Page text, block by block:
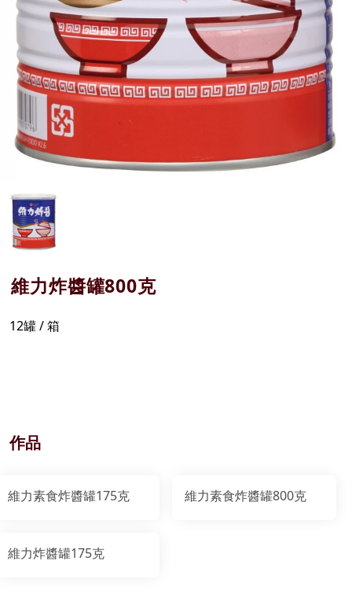
維力炸醬罐800克
12罐 / 箱
作品
維力素食炸醬罐175克 維力素食炸醬罐800克
維力炸醬罐175克